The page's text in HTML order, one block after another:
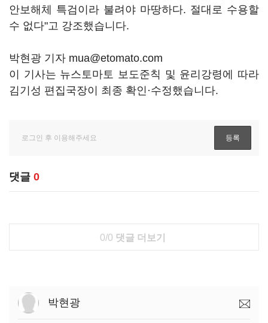
안보해체 특검이라 불려야 마땅하다. 절대로 수용할
수 없다"고 강조했습니다.
박현광 기자 mua@etomato.com
이 기사는 뉴스토마토 보도준칙 및 윤리강령에 따라
김기성 편집국장이 최종 확인·수정했습니다.
댓글 0
0/0 댓글 더보기
박현광